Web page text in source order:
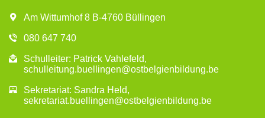
Am Wittumhof 8 B-4760 Büllingen
080 647 740
Schulleiter: Patrick Vahlefeld,
schulleitung.buellingen@ostbelgienbildung.be
Sekretariat: Sandra Held,
sekretariat.buellingen@ostbelgienbildung.be